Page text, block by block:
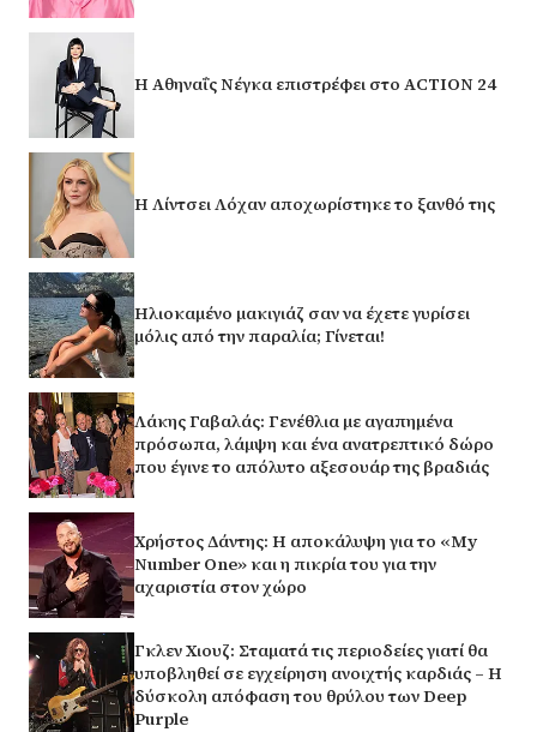
Η Αθηναΐς Νέγκα επιστρέφει στο ACTION 24
Η Λίντσει Λόχαν αποχωρίστηκε το ξανθό της
Ηλιοκαμένο μακιγιάζ σαν να έχετε γυρίσει
μόλις από την παραλία; Γίνεται!
Λάκης Γαβαλάς: Γενέθλια με αγαπημένα
πρόσωπα, λάμψη και ένα ανατρεπτικό δώρο
που έγινε το απόλυτο αξεσουάρ της βραδιάς
Χρήστος Δάντης: Η αποκάλυψη για το «My
Number One» και η πικρία του για την
αχαριστία στον χώρο
Γκλεν Χιουζ: Σταματά τις περιοδείες γιατί θα
υποβληθεί σε εγχείρηση ανοιχτής καρδιάς – Η
δύσκολη απόφαση του θρύλου των Deep
Purple